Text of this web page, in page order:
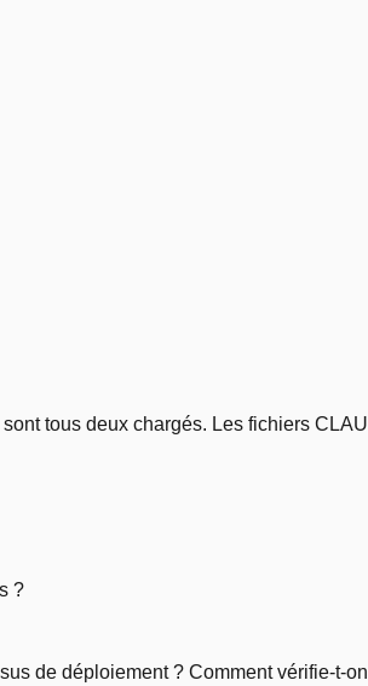
tous deux chargés. Les fichiers
?
de déploiement ? Comment vérifie-t-